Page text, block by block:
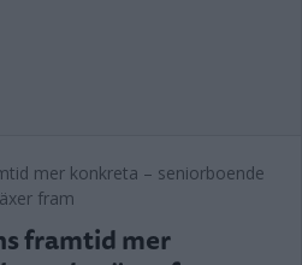
framtid mer